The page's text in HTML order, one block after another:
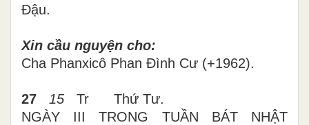
Đậu.
Xin cầu nguyện cho:
Cha Phanxicô Phan Đình Cư (+1962).
27 15 Tr Thứ Tư.
NGÀY III TRONG TUẦN BÁT NHẬT